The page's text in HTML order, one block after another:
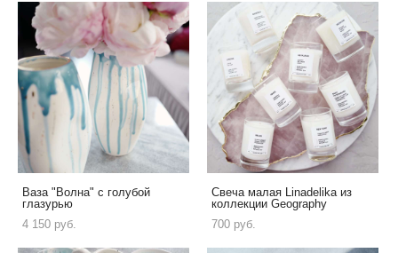
Ваза "Волна" с голубой
глазурью
4 150 pуб.
Свеча малая Linadelika из
коллекции Geography
700 pуб.